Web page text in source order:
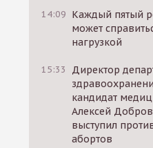
14:09 Каждый пятый
может
нагрузкой
15:33
Директор
кандидат
Алексей
выступил
абортов